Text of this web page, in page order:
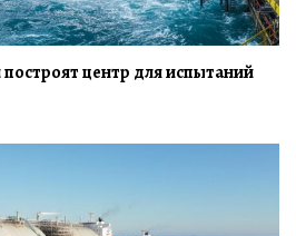
центр для испытаний